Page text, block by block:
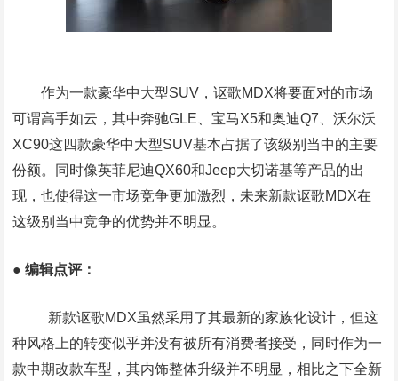
作为一款豪华中大型SUV，讴歌MDX将要面对的市场
可谓高手如云，其中奔驰GLE、宝马X5和奥迪Q7、沃尔沃
XC90这四款豪华中大型SUV基本占据了该级别当中的主要
份额。同时像英菲尼迪QX60和Jeep大切诺基等产品的出
现，也使得这一市场竞争更加激烈，未来新款讴歌MDX在
这级别当中竞争的优势并不明显。
●编辑点评：
新款讴歌MDX虽然采用了其最新的家族化设计，但这
种风格上的转变似乎并没有被所有消费者接受，同时作为一
款中期改款车型，其内饰整体升级并不明显，相比之下全新